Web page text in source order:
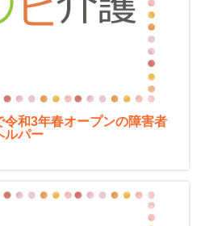
和3年春オープンの障害者
ルパー